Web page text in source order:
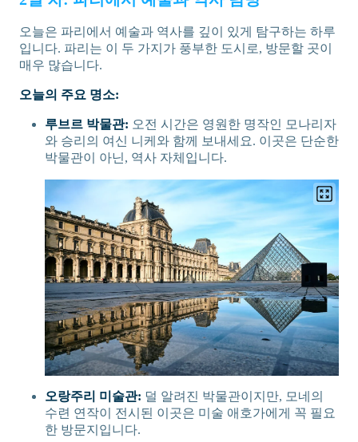
오늘은 파리에서 예술과 역사를 깊이 있게 탐구하는 하루
입니다. 파리는 이 두 가지가 풍부한 도시로, 방문할 곳이
매우 많습니다.
오늘의 주요 명소:
루브르 박물관: 오전 시간은 영원한 명작인 모나리자
와 승리의 여신 니케와 함께 보내세요. 이곳은 단순한
박물관이 아닌, 역사 자체입니다.
오랑주리 미술관: 덜 알려진 박물관이지만, 모네의
수련 연작이 전시된 이곳은 미술 애호가에게 꼭 필요
한 방문지입니다.